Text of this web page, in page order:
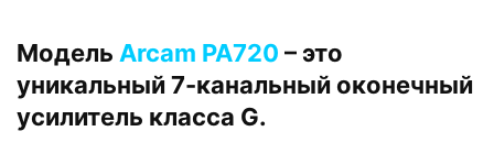
Модель Arcam PA720 – это
уникальный 7-канальный оконечный
усилитель класса G.